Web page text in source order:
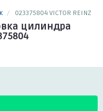
023375804 VICTOR REINZ
цилиндра